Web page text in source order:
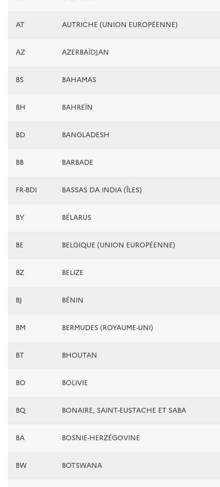
AT AUTRICHE (UNION EUROPÉENNE)
AZ AZERBAÏDJAN
BS BAHAMAS
BH BAHREÏN
BD BANGLADESH
BB BARBADE
FR-BDI BASSAS DA INDIA (ÎLES)
BY BÉLARUS
BE BELGIQUE (UNION EUROPÉENNE)
BZ BELIZE
BJ BÉNIN
BM BERMUDES (ROYAUME-UNI)
BT BHOUTAN
BO BOLIVIE
BQ BONAIRE, SAINT-EUSTACHE ET SABA
BA BOSNIE-HERZÉGOVINE
BW BOTSWANA